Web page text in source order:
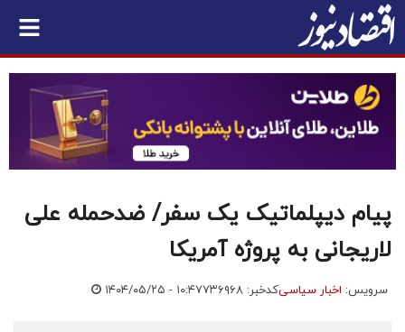
پیام دیپلماتیک یک سفر/ ضدحمله‌ علی
لاریجانی به پروژه آمریکا
سرویس: اخبار سیاسیکدخبر: ۷۳۶۹۶۸ ۱۴۰۴/۰۵/۲۵ - ۱۰:۴۷